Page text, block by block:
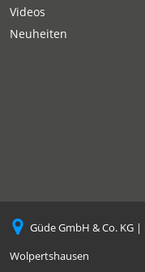
Videos
Neuheiten
Güde GmbH & Co. KG
Wolpertshausen